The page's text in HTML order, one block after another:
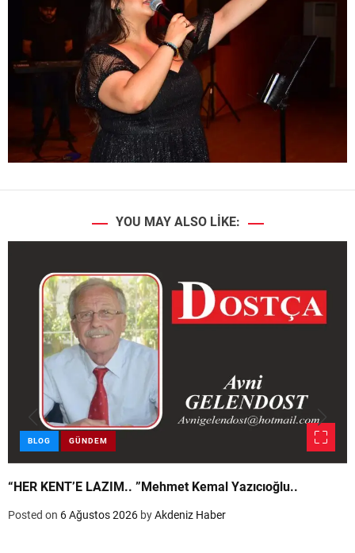
YOU MAY ALSO LIKE:
BLOG GÜNDEM
“HER KENT’E LAZIM.. ”Mehmet Kemal Yazıcıoğlu..
Posted on 6 Ağustos 2026 byAkdeniz Haber